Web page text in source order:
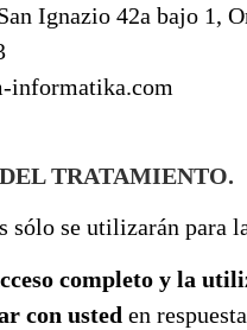
Ignazio 42a bajo 1,
informatika.com
TRATAMIENTO.
sólo se utilizarán para
completo y la
con usted en